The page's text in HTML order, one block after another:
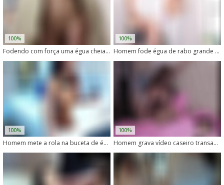
100%
Fodendo com força uma égua cheia de tesão
100%
Homem fode égua de rabo grande enquanto a esposa assiste
100%
Homem mete a rola na buceta de égua em vídeo explícito
100%
Homem grava vídeo caseiro transando com éguas